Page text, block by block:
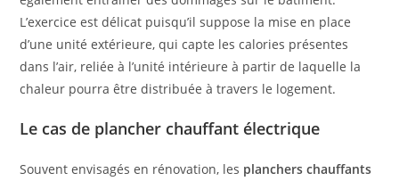
L’exercice est délicat puisqu’il suppose la mise en place
d’une unité extérieure, qui capte les calories présentes
dans l’air, reliée à l’unité intérieure à partir de laquelle la
chaleur pourra être distribuée à travers le logement.
Le cas de plancher chauffant électrique
Souvent envisagés en rénovation, les planchers chauffants